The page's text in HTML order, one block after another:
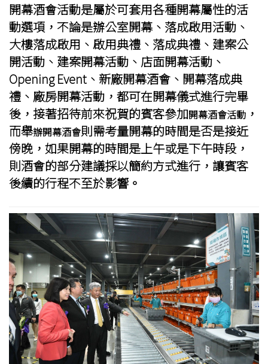
開幕酒會活動是屬於可套用各種開幕屬性的活
動選項，不論是辦公室開幕、 落成啟用活動 、
大樓落成啟用 、 啟用典禮 、 落成典禮 、 建案公
開活動、建案開幕活動、店面開幕活動、
Opening Event、新廠開幕酒會、開幕落成典
禮、廠房開幕活動 ，都可在開幕儀式進行完畢
後，接著招待前來祝賀的賓客參加開幕酒會活動 ，
而舉辦開幕酒會則需考量開幕的時間是否是接近
傍晚，如果開幕的時間是上午或是下午時段，
則酒會的部分建議採以簡約方式進行，讓賓客
後續的行程不至於影響。